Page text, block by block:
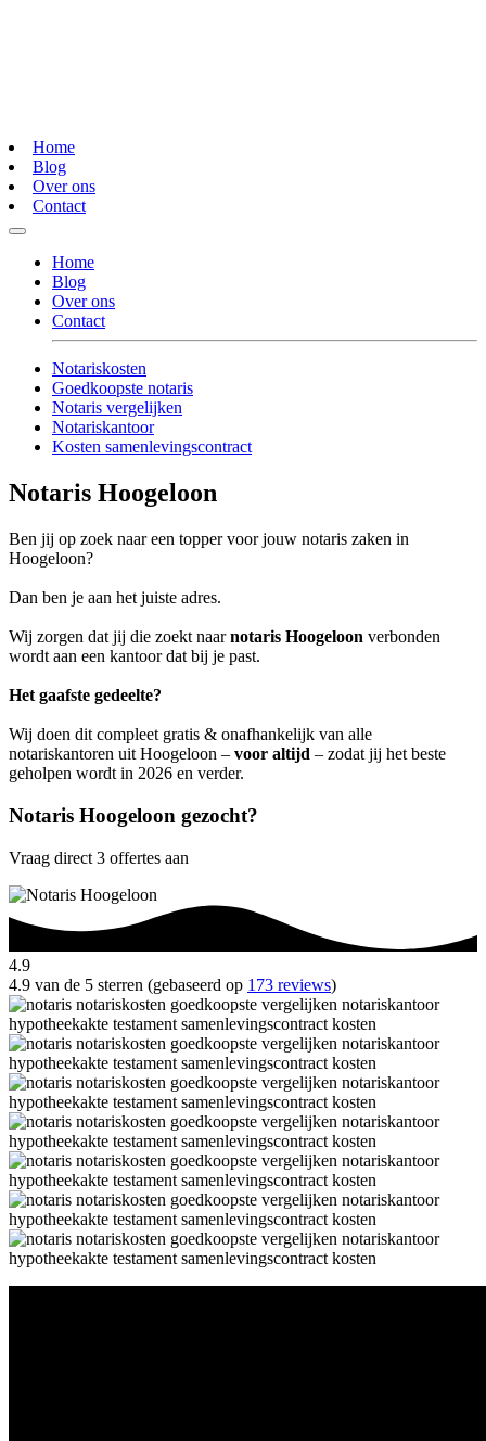
Home
Blog
Over ons
Contact
Home
Blog
Over ons
Contact
Notariskosten
Goedkoopste notaris
Notaris vergelijken
Notariskantoor
Kosten samenlevingscontract
Notaris Hoogeloon
Ben jij op zoek naar een topper voor jouw notaris zaken in
Hoogeloon?
Dan ben je aan het juiste adres.
Wij zorgen dat jij die zoekt naarnotaris Hoogeloon verbonden
wordt aan een kantoor dat bij je past.
Het gaafste gedeelte?
Wij doen dit compleet gratis & onafhankelijk van alle
notariskantoren uit Hoogeloon – voor altijd – zodat jij het beste
geholpen wordt in 2026 en verder.
Notaris Hoogeloon gezocht?
Vraag direct 3 offertes aan
4.9
4.9 van de 5 sterren (gebaseerd op 173 reviews)